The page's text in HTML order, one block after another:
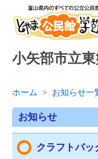
小矢部市立
ホーム > お知らせ一
お知らせ
クラフトバッ